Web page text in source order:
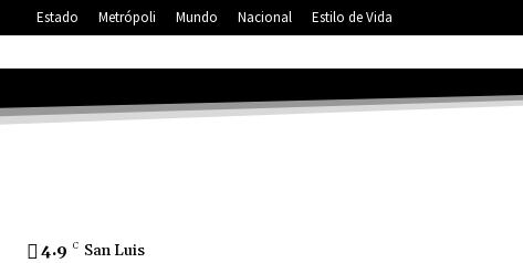
Estado Metrópoli Mundo Nacional Estilo de Vida
4.9 C San Luis